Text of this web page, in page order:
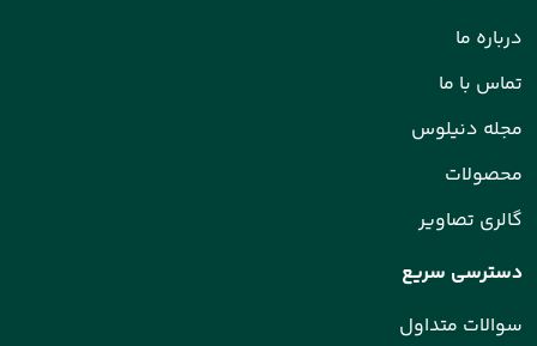
درباره ما
تماس با ما
مجله دنیلوس
محصولات
گالری تصاویر
دسترسی سریع
سوالات متداول